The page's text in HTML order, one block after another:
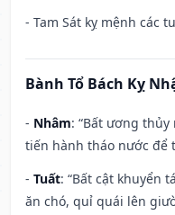
- Tam Sát kỵ mệnh các
Bành Tổ Bách Kỵ
- Nhâm: “Bất ương
tiến hành tháo nước để
- Tuất: “Bất cật khuyển
ăn chó, quỉ quái lên